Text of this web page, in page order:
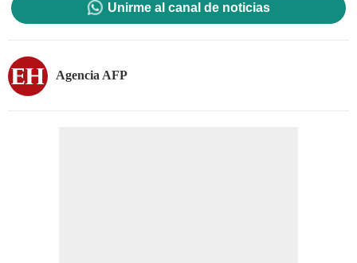
Unirme al canal de noticias
Agencia AFP